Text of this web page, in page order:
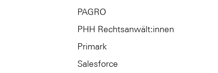
PAGRO
PHH Rechtsanwält:innen
Primark
Salesforce